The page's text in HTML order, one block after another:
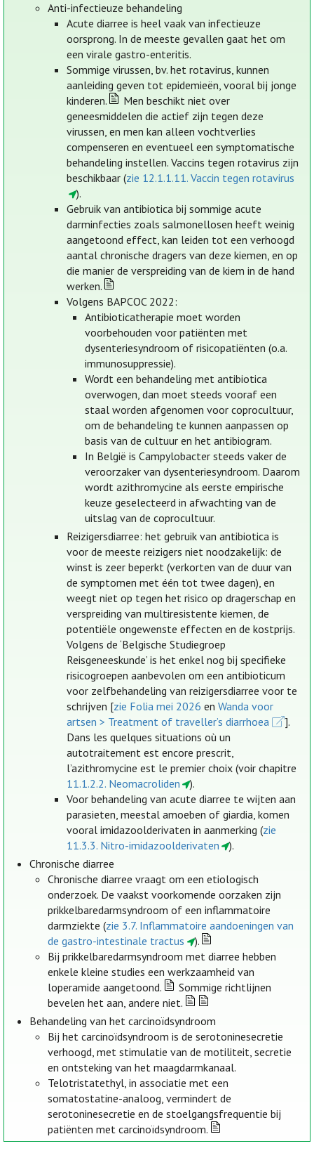
Anti-infectieuze behandeling
Acute diarree is heel vaak van infectieuze
oorsprong. In de meeste gevallen gaat het om
een virale gastro-enteritis.
Sommige virussen, bv. het rotavirus, kunnen
aanleiding geven tot epidemieën, vooral bij jonge
kinderen.
Men beschikt niet over
geneesmiddelen die actief zijn tegen deze
virussen, en men kan alleen vochtverlies
compenseren en eventueel een symptomatische
behandeling instellen. Vaccins tegen rotavirus zijn
beschikbaar (zie 12.1.1.11. Vaccin tegen rotavirus
).
Gebruik van antibiotica bij sommige acute
darminfecties zoals salmonellosen heeft weinig
aangetoond effect, kan leiden tot een verhoogd
aantal chronische dragers van deze kiemen, en op
die manier de verspreiding van de kiem in de hand
werken.
Volgens BAPCOC 2022:
Antibioticatherapie moet worden
voorbehouden voor patiënten met
dysenteriesyndroom of risicopatiënten (o.a.
immunosuppressie).
Wordt een behandeling met antibiotica
overwogen, dan moet steeds vooraf een
staal worden afgenomen voor coprocultuur,
om de behandeling te kunnen aanpassen op
basis van de cultuur en het antibiogram.
In België is Campylobacter steeds vaker de
veroorzaker van dysenteriesyndroom. Daarom
wordt azithromycine als eerste empirische
keuze geselecteerd in afwachting van de
uitslag van de coprocultuur.
Reizigersdiarree: het gebruik van antibiotica is
voor de meeste reizigers niet noodzakelijk: de
winst is zeer beperkt (verkorten van de duur van
de symptomen met één tot twee dagen), en
weegt niet op tegen het risico op dragerschap en
verspreiding van multiresistente kiemen, de
potentiële ongewenste effecten en de kostprijs.
Volgens de ‘Belgische Studiegroep
Reisgeneeskunde’ is het enkel nog bij specifieke
risicogroepen aanbevolen om een antibioticum
voor zelfbehandeling van reizigersdiarree voor te
schrijven [zie Folia mei 2026 en Wanda voor
artsen > Treatment of traveller’s diarrhoea
].
Dans les quelques situations où un
autotraitement est encore prescrit,
l’azithromycine est le premier choix (voir chapitre
11.1.2.2. Neomacroliden
).
Voor behandeling van acute diarree te wijten aan
parasieten, meestal amoeben of giardia, komen
vooral imidazoolderivaten in aanmerking (zie
11.3.3. Nitro-imidazoolderivaten
).
Chronische diarree
Chronische diarree vraagt om een etiologisch
onderzoek. De vaakst voorkomende oorzaken zijn
prikkelbaredarmsyndroom of een inflammatoire
darmziekte (zie 3.7. Inflammatoire aandoeningen van
de gastro-intestinale tractus
).
Bij prikkelbaredarmsyndroom met diarree hebben
enkele kleine studies een werkzaamheid van
loperamide aangetoond.
Sommige richtlijnen
bevelen het aan, andere niet.
Behandeling van het carcinoïdsyndroom
Bij het carcinoïdsyndroom is de serotoninesecretie
verhoogd, met stimulatie van de motiliteit, secretie
en ontsteking van het maagdarmkanaal.
Telotristatethyl, in associatie met een
somatostatine-analoog, vermindert de
serotoninesecretie en de stoelgangsfrequentie bij
patiënten met carcinoïdsyndroom.